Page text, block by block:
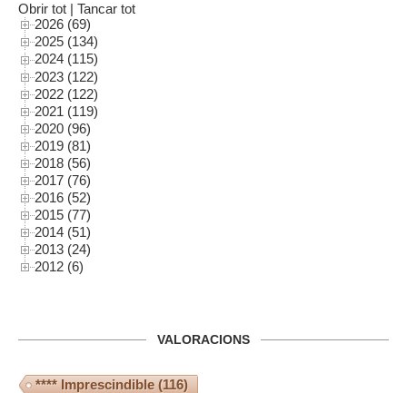
Obrir tot | Tancar tot
2026 (69)
2025 (134)
2024 (115)
2023 (122)
2022 (122)
2021 (119)
2020 (96)
2019 (81)
2018 (56)
2017 (76)
2016 (52)
2015 (77)
2014 (51)
2013 (24)
2012 (6)
VALORACIONS
**** Imprescindible(116)